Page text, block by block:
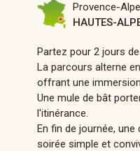
Provence-
HAUTES-
Partez pour 2 jours
La parcours alterne
offrant une
Une mule de bât
l'itinérance.
En fin de journée,
soirée simple et